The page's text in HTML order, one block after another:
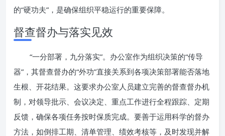
的“硬功夫”，是确保组织平稳运行的重要保障。
督查督办与落实见效
“一分部署，九分落实”。办公室作为组织决策的“传导
器”，其督查督办的“外功”直接关系到各项决策部署能否落地
生根、开花结果。这要求办公室人员建立完善的督查督办机
制，对领导批示、会议决定、重点工作进行全程跟踪、定期
反馈，确保各项任务按时保质完成。要善于运用科学的督办
方法，如倒排工期、清单管理、绩效考核等，及时发现并解